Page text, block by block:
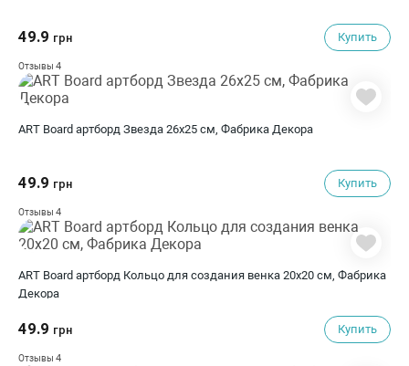
49.9 грн Купить
Отзывы 4
ART Board артборд Звезда 26х25 см, Фабрика Декора
49.9 грн Купить
Отзывы 4
ART Board артборд Кольцо для создания венка 20х20 см, Фабрика
Декора
49.9 грн Купить
Отзывы 4